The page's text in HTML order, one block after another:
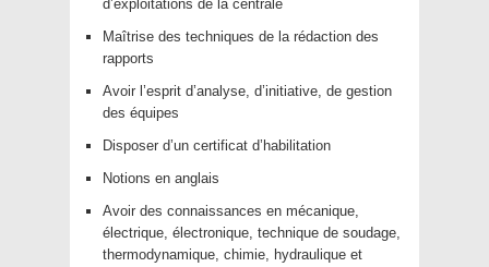
d’exploitations de la centrale
Maîtrise des techniques de la rédaction des
rapports
Avoir l’esprit d’analyse, d’initiative, de gestion
des équipes
Disposer d’un certificat d’habilitation
Notions en anglais
Avoir des connaissances en mécanique,
électrique, électronique, technique de soudage,
thermodynamique, chimie, hydraulique et